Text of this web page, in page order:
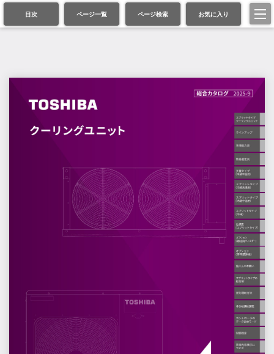
目次 ページ一覧 ページ検索 お気に入り